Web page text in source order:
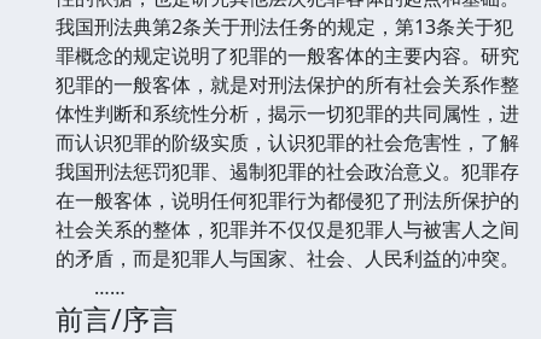
我国刑法典第2条关于刑法任务的规定，第13条关于犯
罪概念的规定说明了犯罪的一般客体的主要内容。研究
犯罪的一般客体，就是对刑法保护的所有社会关系作整
体性判断和系统性分析，揭示一切犯罪的共同属性，进
而认识犯罪的阶级实质，认识犯罪的社会危害性，了解
我国刑法惩罚犯罪、遏制犯罪的社会政治意义。犯罪存
在一般客体，说明任何犯罪行为都侵犯了刑法所保护的
社会关系的整体，犯罪并不仅仅是犯罪人与被害人之间
的矛盾，而是犯罪人与国家、社会、人民利益的冲突。
……
前言/序言